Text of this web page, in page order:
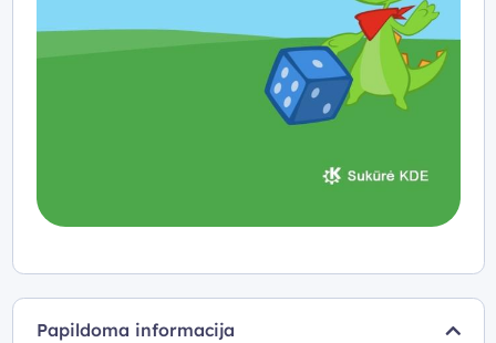
Kiti įgūdžiai: spalvos, formos, Brailio raštas, laiko
„GCompris“ projektas globojamas ir vystomas
Pastebėję klaidą ar turėdami pasiūlymą dėl užduočių
patobulinimo, ar idėją dėl naujos užduoties, rašykite:
Rolandas Jakštys
Papildoma informacija